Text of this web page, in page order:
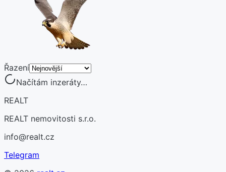
Řazení
Načítám inzeráty…
REALT
REALT nemovitosti s.r.o.
info@realt.cz
Telegram